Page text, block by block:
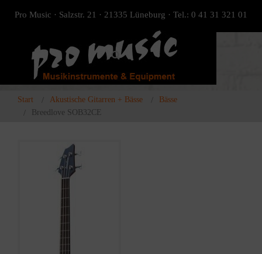
Pro Music · Salzstr. 21 · 21335 Lüneburg · Tel.: 0 41 31 321 01
Start Akustische Gitarren + Bässe
Bässe
Breedlove SOB32CE